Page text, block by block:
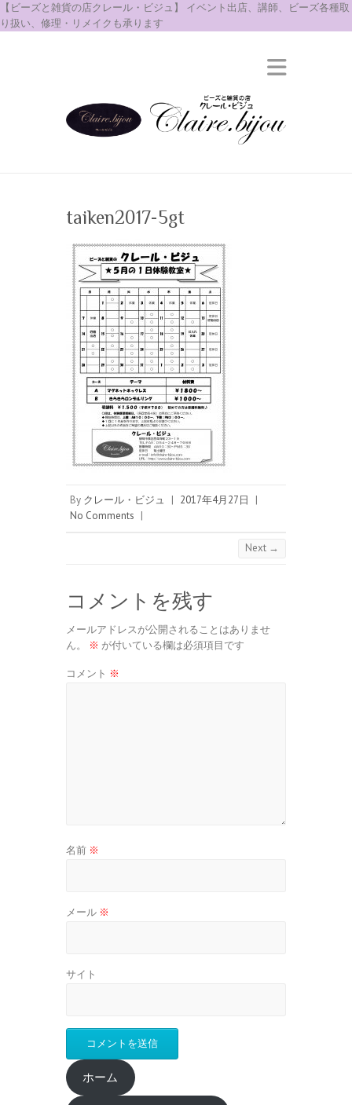
【ビーズと雑貨の店クレール・ビジュ】 イベント出店、講師、ビーズ各種取
り扱い、修理・リメイクも承ります
taiken2017-5gt
By クレール・ビジュ | 2017年4月27日
|
No Comments |
Next →
コメントを残す
メールアドレスが公開されることはありませ
ん。
※ が付いている欄は必須項目です
コメント ※
名前 ※
メール ※
サイト
ホーム